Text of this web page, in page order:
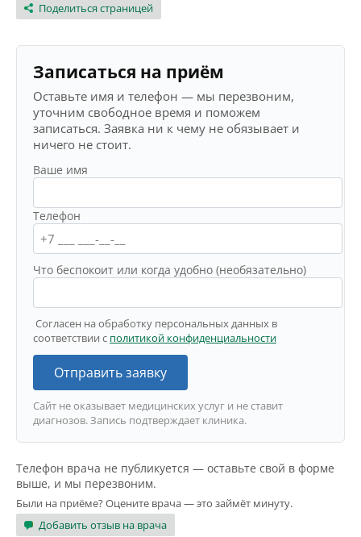
Поделиться страницей
Записаться на приём
Оставьте имя и телефон — мы перезвоним,
уточним свободное время и поможем
записаться. Заявка ни к чему не обязывает и
ничего не стоит.
Ваше имя
Телефон
Что беспокоит или когда удобно (необязательно)
Согласен на обработку персональных данных в
соответствии с политикой конфиденциальности
Отправить заявку
Сайт не оказывает медицинских услуг и не ставит
диагнозов. Запись подтверждает клиника.
Телефон врача не публикуется — оставьте свой в форме
выше, и мы перезвоним.
Были на приёме? Оцените врача — это займёт минуту.
Добавить отзыв на врача